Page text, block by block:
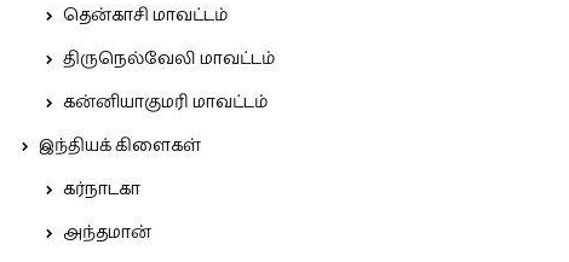
தென்காசி மாவட்டம்
திருநெல்வேலி மாவட்டம்
கன்னியாகுமரி மாவட்டம்
இந்தியக் கிளைகள்
கர்நாடகா
அந்தமான்